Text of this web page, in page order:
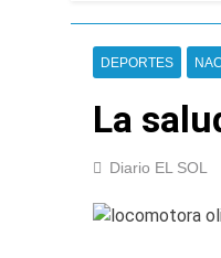
DEPORTES
La
Diario EL SOL